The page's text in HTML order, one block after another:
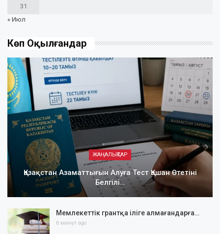
31
« Июл
Көп Оқылғандар
ЖАҢАЛЫҚТАР
Қазақстан Азаматтығын Алуға Тест Қашан Өтетіні
Белгілі…
Мемлекеттік грантқа іліге алмағандарға…
6 минут ago